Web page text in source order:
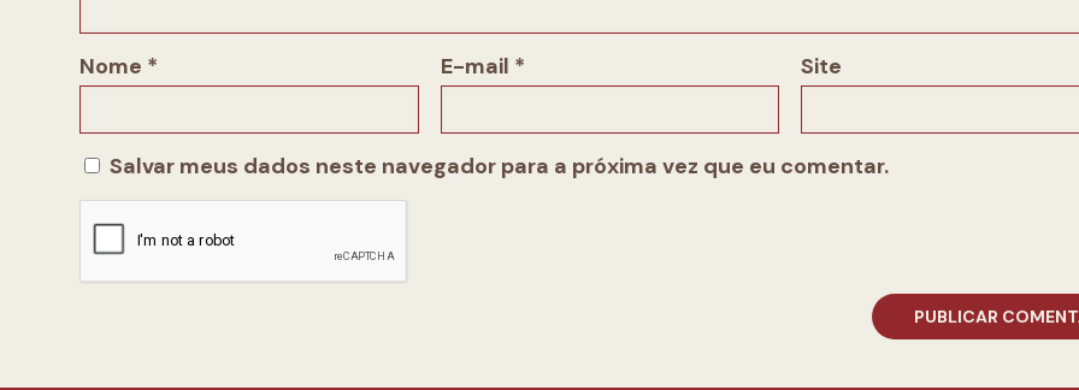
Nome * E-mail * Site
Salvar meus dados neste navegador para a próxima vez que eu comentar.